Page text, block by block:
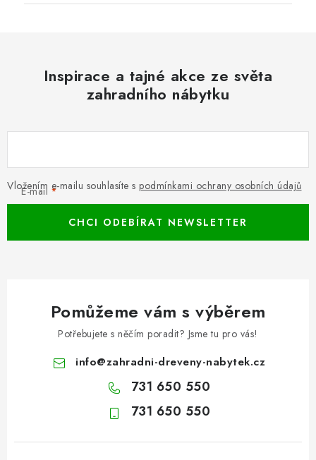
Inspirace a tajné akce ze světa
zahradního nábytku
E-mail
Vložením e-mailu souhlasíte s podmínkami ochrany osobních údajů
CHCI ODEBÍRAT NEWSLETTER
Pomůžeme vám s výběrem
Potřebujete s něčím poradit? Jsme tu pro vás!
info@zahradni-dreveny-nabytek.cz
731 650 550
731 650 550